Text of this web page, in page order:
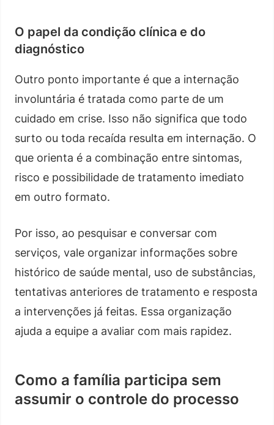
O papel da condição clínica e do
diagnóstico
Outro ponto importante é que a internação
involuntária é tratada como parte de um
cuidado em crise. Isso não significa que todo
surto ou toda recaída resulta em internação. O
que orienta é a combinação entre sintomas,
risco e possibilidade de tratamento imediato
em outro formato.
Por isso, ao pesquisar e conversar com
serviços, vale organizar informações sobre
histórico de saúde mental, uso de substâncias,
tentativas anteriores de tratamento e resposta
a intervenções já feitas. Essa organização
ajuda a equipe a avaliar com mais rapidez.
Como a família participa sem
assumir o controle do processo